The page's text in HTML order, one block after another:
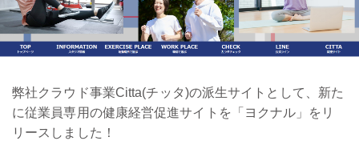
弊社クラウド事業Citta(チッタ)の派生サイトとして、新た
に従業員専用の健康経営促進サイトを「ヨクナル」をリ
リースしました！